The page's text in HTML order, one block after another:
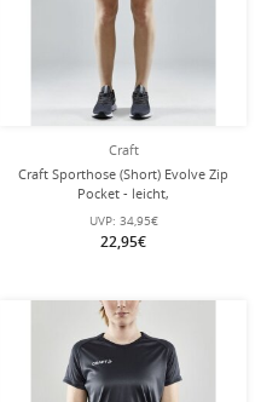
Craft
Craft Sporthose (Short) Evolve Zip
Pocket - leicht,
Reissverschlusstaschen - schwarz
Damen
UVP: 34,95€
22,95€